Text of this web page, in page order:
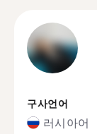
구사언어
러시아어